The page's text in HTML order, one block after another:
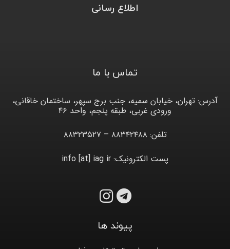
اطلاع رسانی
تماس با ما
آدرس: تهران، خیابان سمیه، جنب برج سپهر، ساختمان خاقانی،
ورودی غربی، طبقه پنجم، واحد ۴۶
تلفن: ۸۸۳۴۲۴۸۸ – ۸۸۳۲۳۵۲۷
پست الکترونیک: info [at] iag.ir
پیوند ها